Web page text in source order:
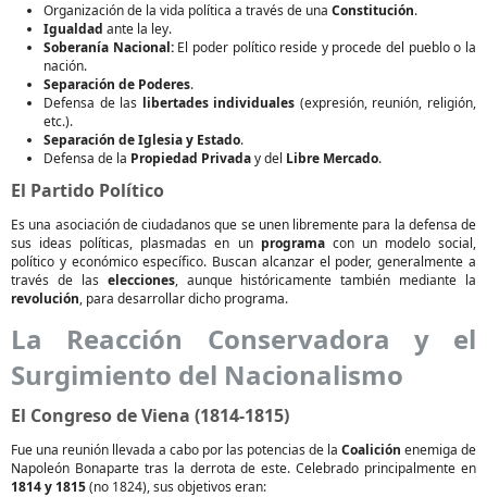
Organización de la vida política a través de una Constitución.
Igualdad ante la ley.
Soberanía Nacional:El poder político reside y procede del pueblo o la
nación.
Separación de Poderes.
Defensa de las libertades individuales (expresión, reunión, religión,
etc.).
Separación de Iglesia y Estado.
Defensa de la Propiedad Privaday del Libre Mercado.
El Partido Político
Es una asociación de ciudadanos que se unen libremente para la defensa de
sus ideas políticas, plasmadas en un programacon un modelo social,
político y económico específico. Buscan alcanzar el poder, generalmente a
través de las elecciones, aunque históricamente también mediante la
revolución, para desarrollar dicho programa.
La Reacción Conservadora y el
Surgimiento del Nacionalismo
El Congreso de Viena (1814-1815)
Fue una reunión llevada a cabo por las potencias de la Coalición enemiga de
Napoleón Bonaparte tras la derrota de este. Celebrado principalmente en
1814 y 1815(no 1824), sus objetivos eran: